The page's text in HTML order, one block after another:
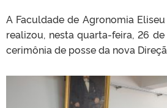
A Faculdade de Agronomia
realizou, nesta quarta-feira, 26
cerimônia de posse da nova